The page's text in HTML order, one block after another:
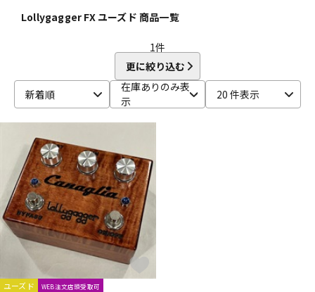
ベース
ドラム
キーボード
Lollygagger FX ユーズド 商品一覧
1件
更に絞り込む
新着順
在庫ありのみ表
示
20 件表示
ユーズド WEB注文店頭受取可